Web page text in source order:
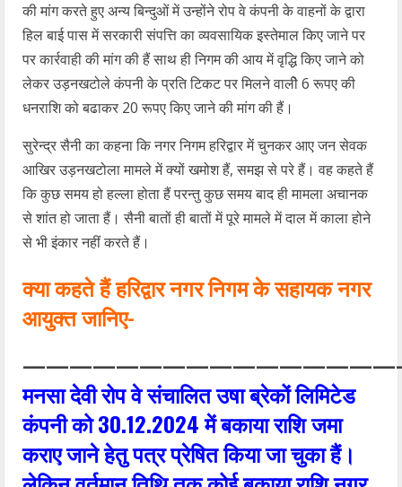
की मांग करते हुए अन्य बिन्दुओं में उन्होंने रोप वे कंपनी के वाहनों के द्वारा
हिल बाई पास में सरकारी संपत्ति का व्यवसायिक इस्तेमाल किए जाने पर
पर कार्रवाही की मांग की हैं साथ ही निगम की आय में वृद्धि किए जाने को
लेकर उड़नखटोले कंपनी के प्रति टिकट पर मिलने वालीे 6 रूपए की
धनराशि को बढाकर 20 रूपए किए जाने की मांग की हैं।
सुरेन्द्र सैनी का कहना कि नगर निगम हरिद्वार में चुनकर आए जन सेवक
आखिर उड़नखटोला मामले में क्यों खमोश हैं, समझ से परे हैं। वह कहते हैं
कि कुछ समय हो हल्ला होता हैं परन्तु कुछ समय बाद ही मामला अचानक
से शांत हो जाता हैं। सैनी बातों ही बातों में पूरे मामले में दाल में काला होने
से भी इंकार नहीं करते हैं।
क्या कहते हैं हरिद्वार नगर निगम के सहायक नगर
आयुक्त जानिए-
मनसा देवी रोप वे संचालित उषा ब्रेकों लिमिटेड
कंपनी को 30.12.2024 में बकाया राशि जमा
कराए जाने हेतु पत्र प्रेषित किया जा चुका हैं।